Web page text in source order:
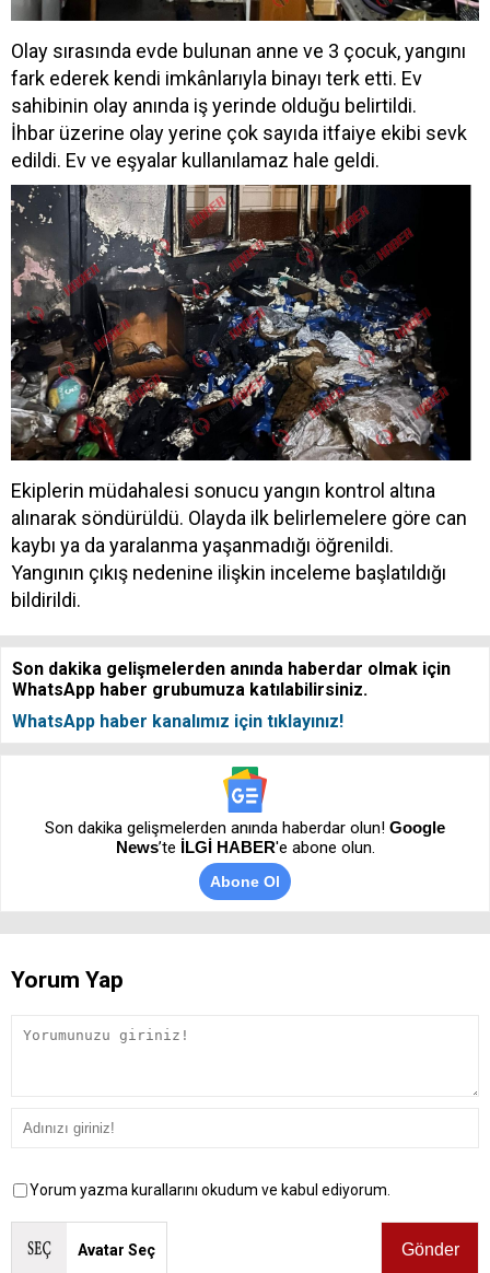
Olay sırasında evde bulunan anne ve 3 çocuk, yangını
fark ederek kendi imkânlarıyla binayı terk etti. Ev
sahibinin olay anında iş yerinde olduğu belirtildi.
İhbar üzerine olay yerine çok sayıda itfaiye ekibi sevk
edildi. Ev ve eşyalar kullanılamaz hale geldi.
Ekiplerin müdahalesi sonucu yangın kontrol altına
alınarak söndürüldü. Olayda ilk belirlemelere göre can
kaybı ya da yaralanma yaşanmadığı öğrenildi.
Yangının çıkış nedenine ilişkin inceleme başlatıldığı
bildirildi.
Son dakika gelişmelerden anında haberdar olmak için
WhatsApp haber grubumuza katılabilirsiniz.
WhatsApp haber kanalımız için tıklayınız!
Son dakika gelişmelerden anında haberdar olun! Google
News’te İLGİ HABER'e abone olun.
Abone Ol
Yorum Yap
Yorum yazma kurallarını okudum ve kabul ediyorum.
Avatar Seç